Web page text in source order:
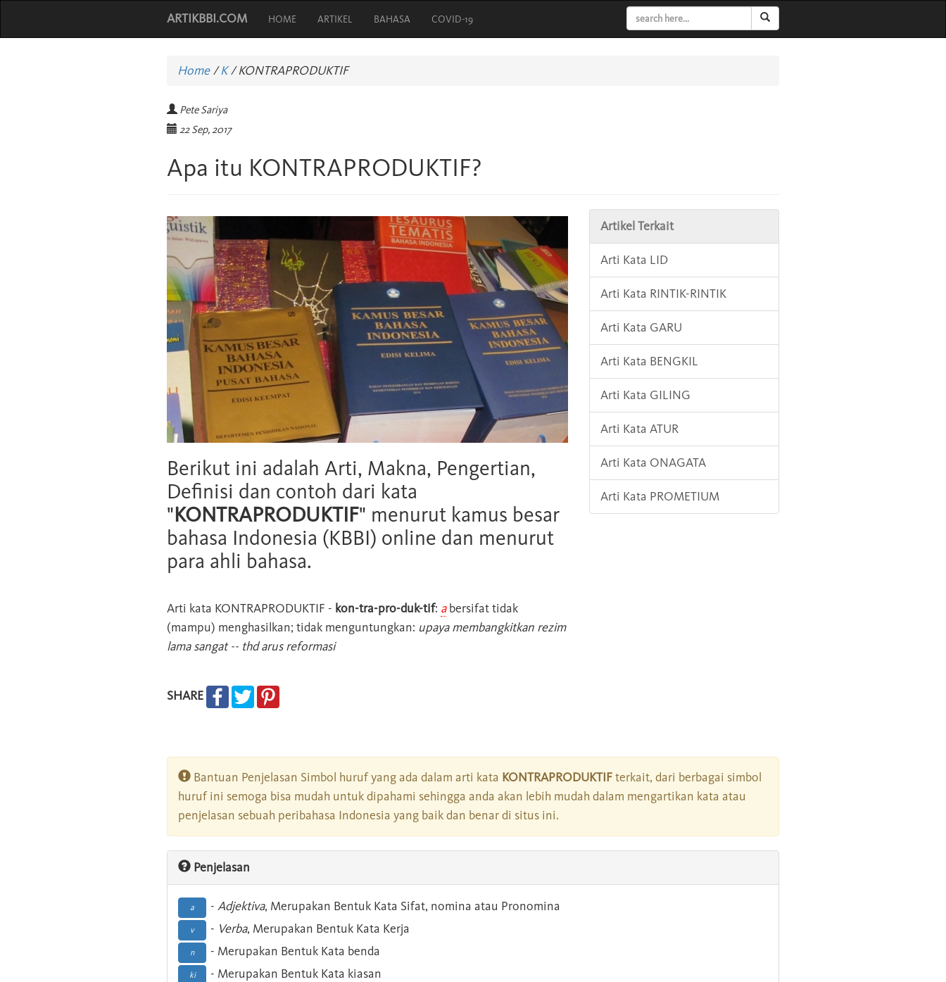
ARTIKBBI.COM HOME ARTIKEL BAHASA COVID-19
Home/K /KONTRAPRODUKTIF
Pete Sariya
22 Sep, 2017
Apa itu KONTRAPRODUKTIF?
Berikut ini adalah Arti, Makna, Pengertian,
Definisi dan contoh dari kata
"KONTRAPRODUKTIF" menurut kamus besar
bahasa Indonesia (KBBI) online dan menurut
para ahli bahasa.
Arti kata KONTRAPRODUKTIF - kon-tra-pro-duk-tif: abersifat tidak
(mampu) menghasilkan; tidak menguntungkan: upaya membangkitkan rezim
lama sangat -- thd arus reformasi
SHARE
Artikel Terkait
Arti Kata LID
Arti Kata RINTIK-RINTIK
Arti Kata GARU
Arti Kata BENGKIL
Arti Kata GILING
Arti Kata ATUR
Arti Kata ONAGATA
Arti Kata PROMETIUM
Bantuan Penjelasan Simbol huruf yang ada dalam arti kata KONTRAPRODUKTIFterkait, dari berbagai simbol
huruf ini semoga bisa mudah untuk dipahami sehingga anda akan lebih mudah dalam mengartikan kata atau
penjelasan sebuah peribahasa Indonesia yang baik dan benar di situs ini.
Penjelasan
a - Adjektiva, Merupakan Bentuk Kata Sifat, nomina atau Pronomina
v - Verba, Merupakan Bentuk Kata Kerja
n - Merupakan Bentuk Kata benda
ki - Merupakan Bentuk Kata kiasan